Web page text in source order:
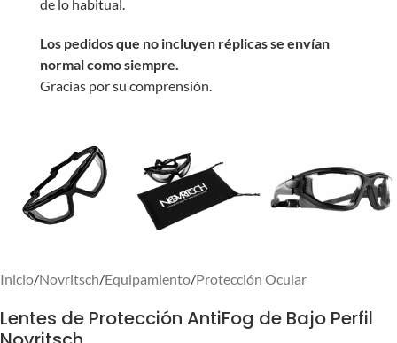
de lo habitual.
Los pedidos que no incluyen réplicas se envían
normal como siempre.
Gracias por su comprensión.
Inicio/Novritsch/Equipamiento/Protección Ocular
Lentes de Protección AntiFog de Bajo Perfil